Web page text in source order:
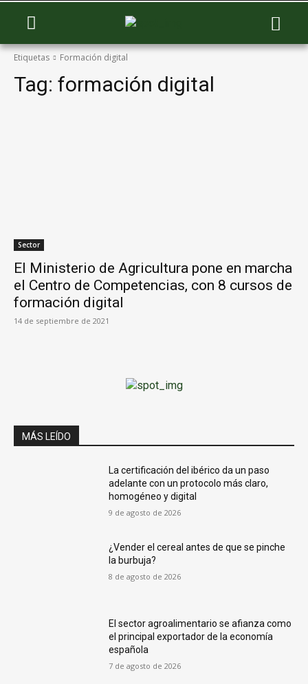
Etiquetas Formación digital
Tag: formación digital
Sector
El Ministerio de Agricultura pone en marcha
el Centro de Competencias, con 8 cursos de
formación digital
14 de septiembre de 2021
MÁS LEÍDO
La certificación del ibérico da un paso
adelante con un protocolo más claro,
homogéneo y digital
9 de agosto de 2026
¿Vender el cereal antes de que se pinche
la burbuja?
8 de agosto de 2026
El sector agroalimentario se afianza como
el principal exportador de la economía
española
7 de agosto de 2026